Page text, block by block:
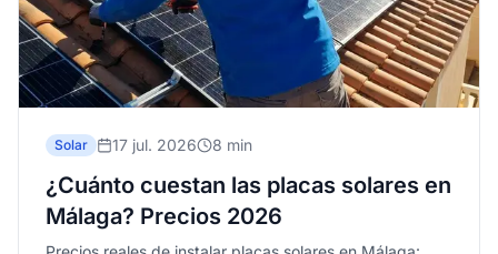
Solar 17 jul. 2026 8 min
¿Cuánto cuestan las placas solares en
Málaga? Precios 2026